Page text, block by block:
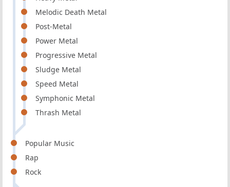
Melodic Death Metal
Post-Metal
Power Metal
Progressive Metal
Sludge Metal
Speed Metal
Symphonic Metal
Thrash Metal
Popular Music
Rap
Rock